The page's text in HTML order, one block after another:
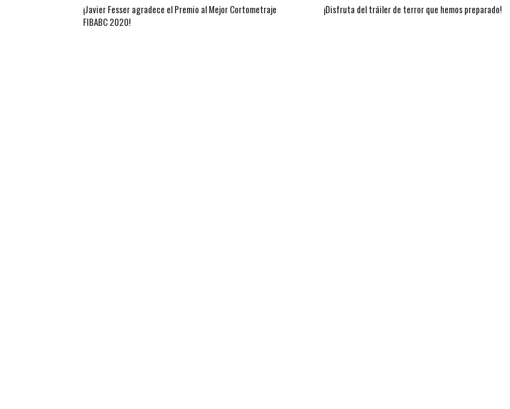
¡Javier Fesser agradece el Premio al Mejor Cortometraje
FIBABC 2020!
¡Disfruta del tráiler de terror que hemos preparado!